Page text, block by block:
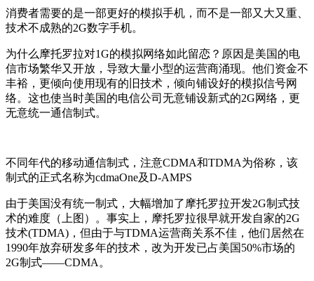
消费者需要的是一部更好的模拟手机，而不是一部又大又重、
技术不成熟的2G数字手机。
为什么摩托罗拉对1G的模拟网络如此留恋？原因是美国的电
信市场繁华又开放，导致大量小型的运营商涌现。他们资金不
丰裕，更倾向使用现有的旧技术，倾向铺设好的模拟信号网
络。这也使当时美国的电信公司无意铺设新式的2G网络，更
无意统一通信制式。
不同年代的移动通信制式，注意CDMA和TDMA为俗称，该
制式的正式名称为cdmaOne及D-AMPS
由于美国没有统一制式，大幅增加了摩托罗拉开发2G制式技
术的难度（上图）。事实上，摩托罗拉很早就开发自家的2G
技术(TDMA)，但由于与TDMA运营商关系不佳，他们居然在
1990年放弃研发多年的技术，改为开发已占美国50%市场的
2G制式——CDMA。